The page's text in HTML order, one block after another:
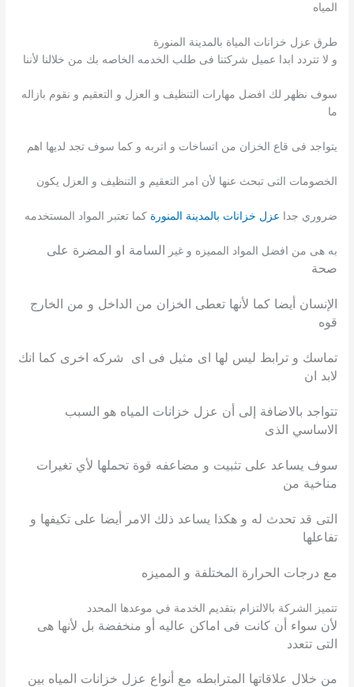
المياه
طرق عزل خزانات المياة بالمدينة المنورة
و لا تتردد ابدا عميل شركتنا فى طلب الخدمه الخاصه بك من خلالنا لأننا
سوف نظهر لك افضل مهارات التنظيف و العزل و التعقيم و نقوم بازاله
ما
يتواجد فى قاع الخزان من اتساخات و اتربه و كما سوف تجد لديها اهم
الخصومات التى تبحث عنها لأن امر التعقيم و التنظيف و العزل يكون
ضروري جدا عزل خزانات بالمدينة المنورة كما تعتبر المواد المستخدمه
به هى من افضل المواد المميزه و غير السامة او المضرة على
صحة
الإنسان أيضا كما لأنها تعطى الخزان من الداخل و من الخارج
قوه
تماسك و ترابط ليس لها اى مثيل فى اى شركه اخرى كما انك
لابد ان
تتواجد بالاضافة إلى أن عزل خزانات المياه هو السبب
الاساسي الذى
سوف يساعد على تثبيت و مضاعفه قوة تحملها لأي تغيرات
مناخية من
التى قد تحدث له و هكذا يساعد ذلك الامر أيضا على تكيفها و
تفاعلها
مع درجات الحرارة المختلفة و المميزه
تتميز الشركة بالالتزام بتقديم الخدمة في موعدها المحدد
لأن سواء أن كانت فى اماكن عاليه أو منخفضة بل لأنها هى
التى تتعدد
من خلال علاقاتها المترابطه مع أنواع عزل خزانات المياه بين